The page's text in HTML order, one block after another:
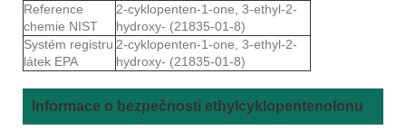
Reference
chemie NIST
2-cyklopenten-1-one, 3-ethyl-2-
hydroxy- (21835-01-8)
Systém registru
látek EPA
2-cyklopenten-1-one, 3-ethyl-2-
hydroxy- (21835-01-8)
Informace o bezpečnosti ethylcyklopentenolonu